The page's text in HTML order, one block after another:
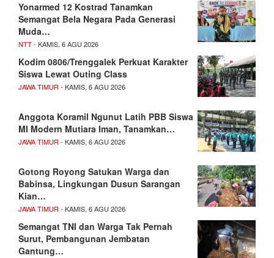
Yonarmed 12 Kostrad Tanamkan
Semangat Bela Negara Pada Generasi
Muda…
NTT- KAMIS, 6 AGU 2026
Kodim 0806/Trenggalek Perkuat Karakter
Siswa Lewat Outing Class
JAWA TIMUR- KAMIS, 6 AGU 2026
Anggota Koramil Ngunut Latih PBB Siswa
MI Modern Mutiara Iman, Tanamkan…
JAWA TIMUR- KAMIS, 6 AGU 2026
Gotong Royong Satukan Warga dan
Babinsa, Lingkungan Dusun Sarangan
Kian…
JAWA TIMUR- KAMIS, 6 AGU 2026
Semangat TNI dan Warga Tak Pernah
Surut, Pembangunan Jembatan
Gantung…